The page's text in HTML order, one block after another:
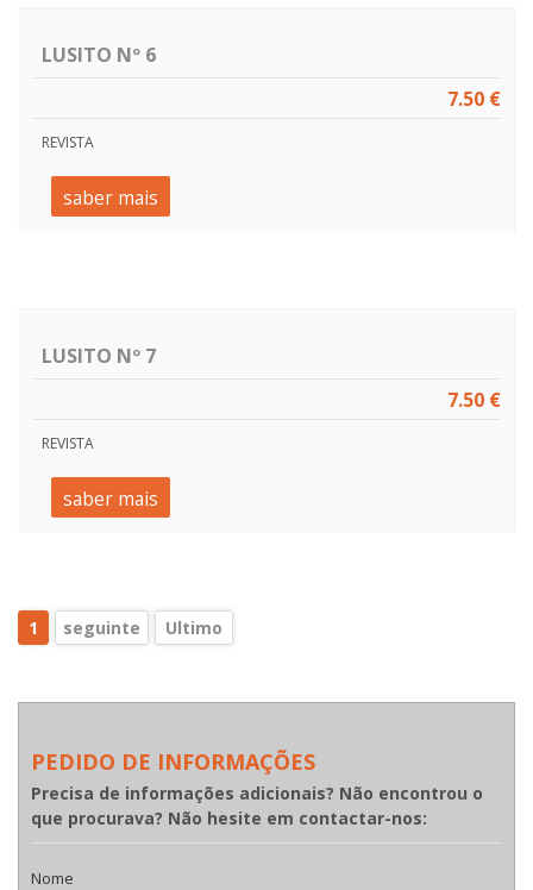
LUSITO Nº 6
7.50 €
REVISTA
saber mais
LUSITO Nº 7
7.50 €
REVISTA
saber mais
1 seguinte Ultimo
PEDIDO DE INFORMAÇÕES
Precisa de informações adicionais? Não encontrou o
que procurava? Não hesite em contactar-nos:
Nome